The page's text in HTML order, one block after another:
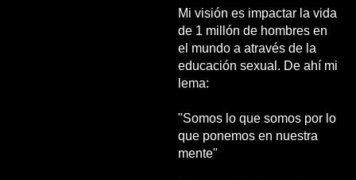
Mi visión es impactar la vida
de 1 millón de hombres en
el mundo a através de la
educación sexual. De ahí mi
lema:
"Somos lo que somos por lo
que ponemos en nuestra
mente"